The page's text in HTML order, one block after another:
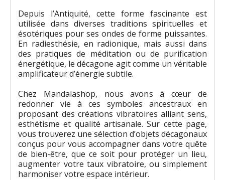
Depuis l’Antiquité, cette forme fascinante est
utilisée dans diverses traditions spirituelles et
ésotériques pour ses ondes de forme puissantes.
En radiesthésie, en radionique, mais aussi dans
des pratiques de méditation ou de purification
énergétique, le décagone agit comme un véritable
amplificateur d’énergie subtile.
Chez Mandalashop, nous avons à cœur de
redonner vie à ces symboles ancestraux en
proposant des créations vibratoires alliant sens,
esthétisme et qualité artisanale. Sur cette page,
vous trouverez une sélection d’objets décagonaux
conçus pour vous accompagner dans votre quête
de bien-être, que ce soit pour protéger un lieu,
augmenter votre taux vibratoire, ou simplement
harmoniser votre espace intérieur.